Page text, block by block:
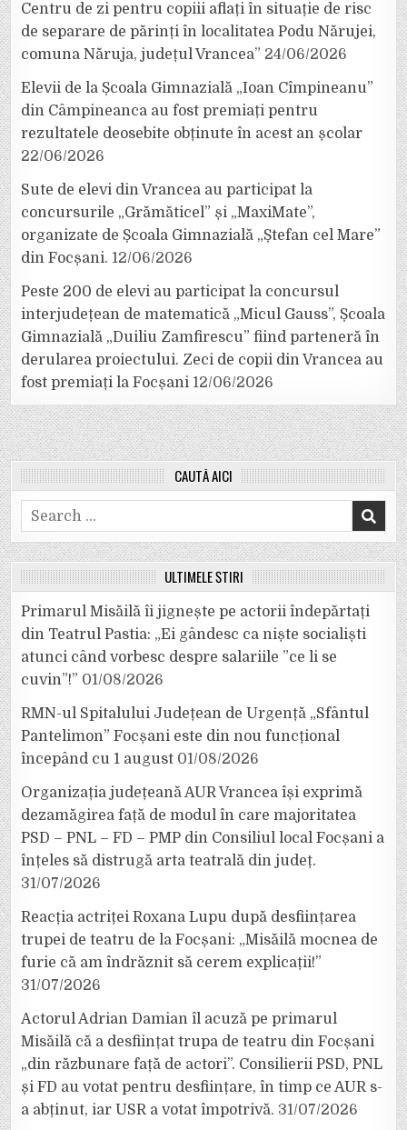
Centru de zi pentru copiii aflați în situație de risc
de separare de părinți în localitatea Podu Nărujei,
comuna Năruja, județul Vrancea” 24/06/2026
Elevii de la Școala Gimnazială „Ioan Cîmpineanu”
din Câmpineanca au fost premiați pentru
rezultatele deosebite obținute în acest an școlar
22/06/2026
Sute de elevi din Vrancea au participat la
concursurile „Grămăticel” și „MaxiMate”,
organizate de Școala Gimnazială „Ștefan cel Mare”
din Focșani. 12/06/2026
Peste 200 de elevi au participat la concursul
interjudețean de matematică „Micul Gauss”, Școala
Gimnazială „Duiliu Zamfirescu” fiind parteneră în
derularea proiectului. Zeci de copii din Vrancea au
fost premiați la Focșani 12/06/2026
CAUTĂ AICI
Search
for:
ULTIMELE ȘTIRI
Primarul Misăilă îi jignește pe actorii îndepărtați
din Teatrul Pastia: „Ei gândesc ca niște socialiști
atunci când vorbesc despre salariile ”ce li se
cuvin”!” 01/08/2026
RMN-ul Spitalului Județean de Urgență „Sfântul
Pantelimon” Focșani este din nou funcțional
începând cu 1 august 01/08/2026
Organizația județeană AUR Vrancea își exprimă
dezamăgirea față de modul în care majoritatea
PSD – PNL – FD – PMP din Consiliul local Focșani a
înțeles să distrugă arta teatrală din județ.
31/07/2026
Reacția actriței Roxana Lupu după desființarea
trupei de teatru de la Focșani: „Misăilă mocnea de
furie că am îndrăznit să cerem explicații!”
31/07/2026
Actorul Adrian Damian îl acuză pe primarul
Misăilă că a desființat trupa de teatru din Focșani
„din răzbunare față de actori”. Consilierii PSD, PNL
și FD au votat pentru desființare, în timp ce AUR s-
a abținut, iar USR a votat împotrivă. 31/07/2026